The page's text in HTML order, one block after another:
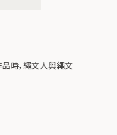
時，繩文人與繩文